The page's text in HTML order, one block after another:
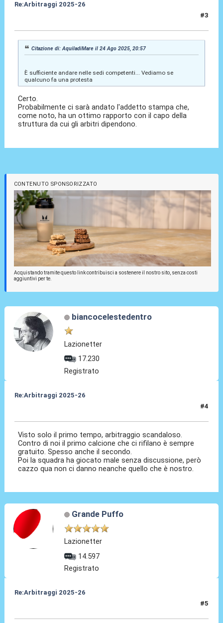
Re:Arbitraggi 2025-26
#3
Citazione di: AquiladiMare il 24 Ago 2025, 20:57
È sufficiente andare nelle sedi competenti... Vediamo se
qualcuno fa una protesta
Certo.
Probabilmente ci sarà andato l'addetto stampa che,
come noto, ha un ottimo rapporto con il capo della
struttura da cui gli arbitri dipendono.
CONTENUTO SPONSORIZZATO
Acquistando tramite questo link contribuisci a sostenere il nostro sito, senza costi
aggiuntivi per te.
biancocelestedentro
Lazionetter
17.230
Registrato
Re:Arbitraggi 2025-26
#4
Visto solo il primo tempo, arbitraggio scandaloso.
Contro di noi il primo calcione che ci rifilano è sempre
gratuito. Spesso anche il secondo.
Poi la squadra ha giocato male senza discussione, però
cazzo qua non ci danno neanche quello che è nostro.
Grande Puffo
Lazionetter
14.597
Registrato
Re:Arbitraggi 2025-26
#5